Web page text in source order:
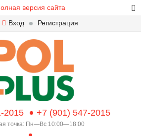
версия сайта
Вход
Регистрация
2015 +7 (901) 547-2015
точка: Пн—Вс 10:00—18:00